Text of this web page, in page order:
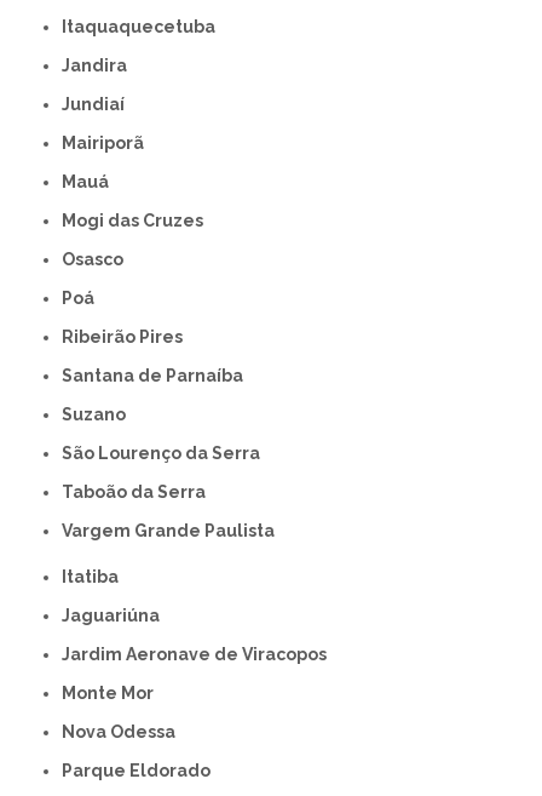
Itaquaquecetuba
Jandira
Jundiaí
Mairiporã
Mauá
Mogi das Cruzes
Osasco
Poá
Ribeirão Pires
Santana de Parnaíba
Suzano
São Lourenço da Serra
Taboão da Serra
Vargem Grande Paulista
Itatiba
Jaguariúna
Jardim Aeronave de Viracopos
Monte Mor
Nova Odessa
Parque Eldorado